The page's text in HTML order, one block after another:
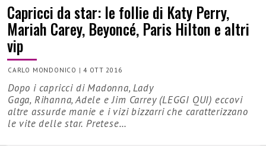
Capricci da star: le follie di Katy Perry,
Mariah Carey, Beyoncé, Paris Hilton e altri
vip
CARLO MONDONICO |4 OTT 2016
Dopo i capricci di Madonna, Lady
Gaga, Rihanna, Adele e Jim Carrey (LEGGI QUI) eccovi
altre assurde manie e i vizi bizzarri che caratterizzano
le vite delle star. Pretese…